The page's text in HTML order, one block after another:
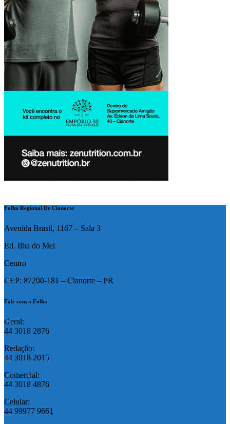
Folha Regional De Cianorte
Avenida Brasil, 1167 – Sala 3
Ed. Ilha do Mel
Centro
CEP: 87200-181 – Cianorte – PR
Fale com a Folha
Geral:
44 3018 2876
Redação:
44 3018 2015
Comercial:
44 3018 4876
Celular:
44 99977 9661